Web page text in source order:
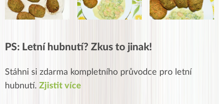
PS: Letní hubnutí? Zkus to jinak!
Stáhni si zdarma kompletního průvodce pro letní
hubnutí. Zjistit více